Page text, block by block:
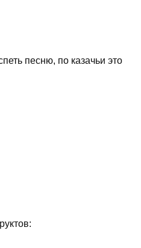
песню, по казачьи это